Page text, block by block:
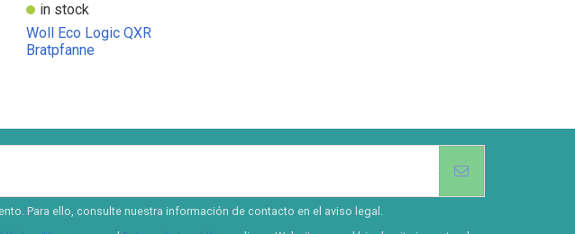
in stock
Woll Eco Logic QXR
Bratpfanne
Para ello, consulte nuestra información de contacto en el aviso legal.